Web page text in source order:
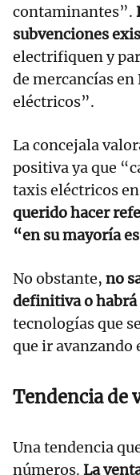
contaminantes”.
subvenciones
electrifiquen y
de mercancías
eléctricos”.
La concejala
positiva ya que
taxis eléctricos
querido hacer
“en su mayoría
No obstante, no
definitiva o
tecnologías que
que ir avanzando
Tendencia de
Una tendencia
números. La